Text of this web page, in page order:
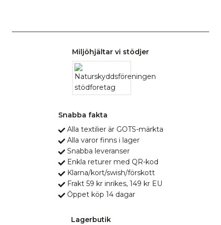
Miljöhjältar vi stödjer
Snabba fakta
Alla textilier är GOTS-märkta
Alla varor finns i lager
Snabba leveranser
Enkla returer med QR-kod
Klarna/kort/swish/förskott
Frakt 59 kr inrikes, 149 kr EU
Öppet köp 14 dagar
Lagerbutik